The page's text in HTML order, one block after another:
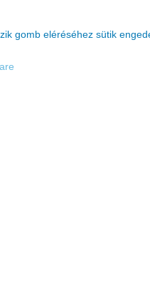
gomb eléréséhez sütik